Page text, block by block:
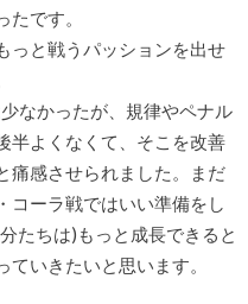
です。
っと戦うパッションを出せ
なかったが、規律やペナル
半よくなくて、そこを改善
痛感させられました。まだ
コーラ戦ではいい準備をし
たちは)もっと成長できると
いきたいと思います。